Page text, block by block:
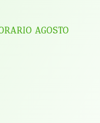
AGOSTO